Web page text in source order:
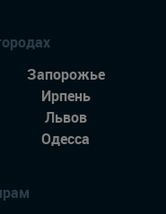
Запорожье
Ирпень
Львов
Одесса